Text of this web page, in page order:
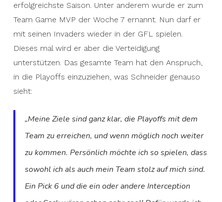
erfolgreichste Saison. Unter anderem wurde er zum
Team Game MVP der Woche 7 ernannt. Nun darf er
mit seinen Invaders wieder in der GFL spielen.
Dieses mal wird er aber die Verteidigung
unterstützen. Das gesamte Team hat den Anspruch,
in die Playoffs einzuziehen, was Schneider genauso
sieht:
„Meine Ziele sind ganz klar, die Playoffs mit dem
Team zu erreichen, und wenn möglich noch weiter
zu kommen. Persönlich möchte ich so spielen, dass
sowohl ich als auch mein Team stolz auf mich sind.
Ein Pick 6 und die ein oder andere Interception